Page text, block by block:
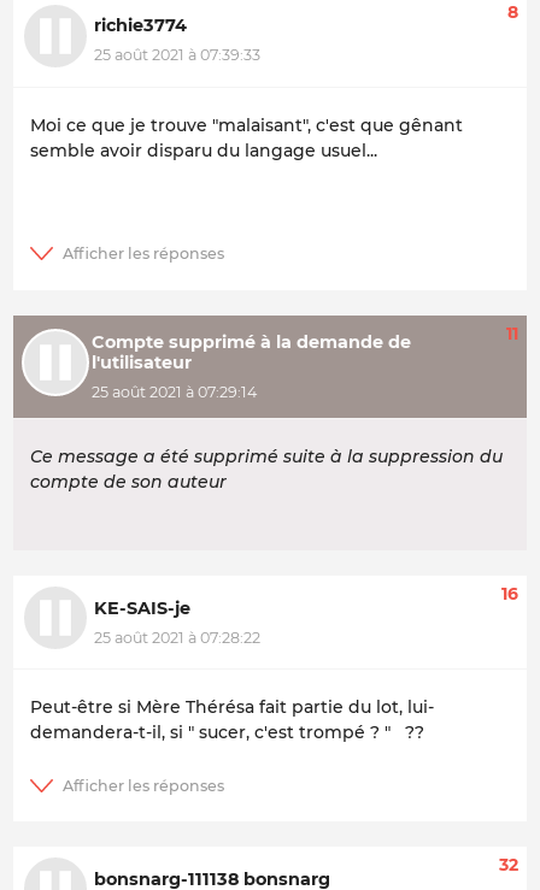
richie3774
25 août 2021 à 07:39:33
8
Moi ce que je trouve "malaisant", c'est que gênant
semble avoir disparu du langage usuel...
Compte supprimé à la demande de
l'utilisateur
25 août 2021 à 07:29:14
11
Ce message a été supprimé suite à la suppression du
compte de son auteur
KE-SAIS-je
25 août 2021 à 07:28:22
16
Peut-être si Mère Thérésa fait partie du lot, lui-
demandera-t-il, si " sucer, c'est trompé ? " ??
bonsnarg-111138 bonsnarg
32